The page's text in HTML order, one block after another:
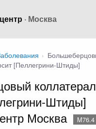
· Москва
›
[Пеллегрини-Штиды]
Штиды]
Москва
M76.4